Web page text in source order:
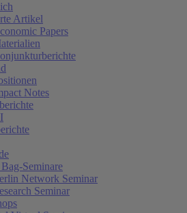
Artikel
Papers
Notes
Seminare
Network Seminar
Seminar